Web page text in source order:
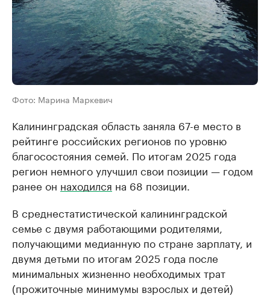
Фото: Марина Маркевич
Калининградская область заняла 67-е место в
рейтинге российских регионов по уровню
благосостояния семей. По итогам 2025 года
регион немного улучшил свои позиции — годом
ранее он находился на 68 позиции.
В среднестатистической калининградской
семье с двумя работающими родителями,
получающими медианную по стране зарплату, и
двумя детьми по итогам 2025 года после
минимальных жизненно необходимых трат
(прожиточные минимумы взрослых и детей)